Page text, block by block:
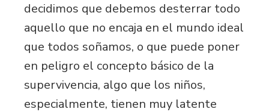
decidimos que debemos desterrar todo
aquello que no encaja en el mundo ideal
que todos soñamos, o que puede poner
en peligro el concepto básico de la
supervivencia, algo que los niños,
especialmente, tienen muy latente